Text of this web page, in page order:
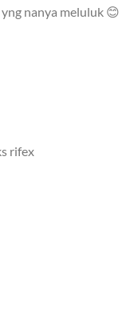
nanya meluluk 😊
rifex